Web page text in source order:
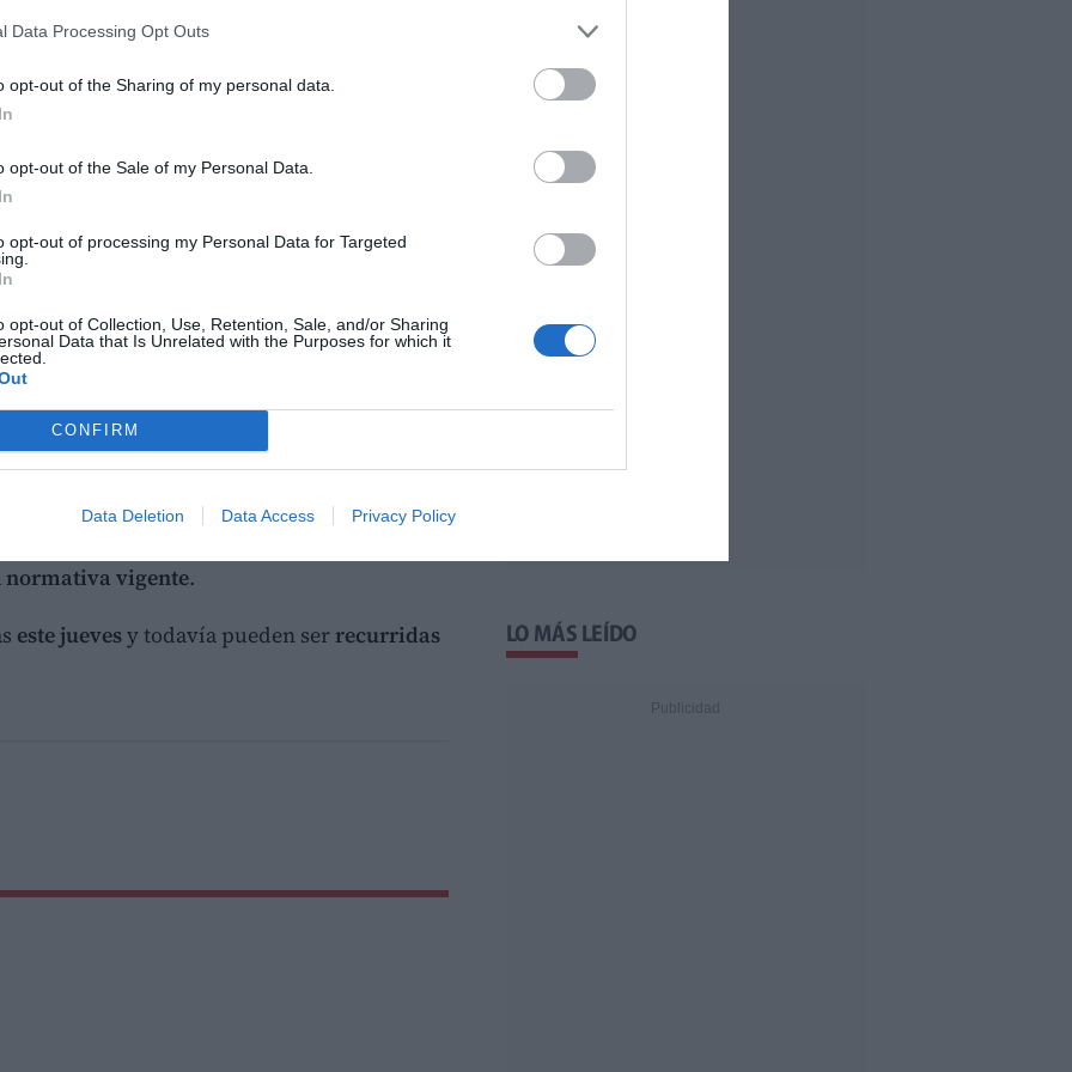
Data Processing Opt Outs
opt-out of the Sharing of my personal data.
opt-out of the Sale of my Personal Data.
opt-out of processing my Personal Data for Targeted
opt-out of Collection, Use, Retention, Sale, and/or Sharing
Data that Is Unrelated with the Purposes for which it
CONFIRM
Data Deletion Data Access Privacy Policy
por Plataforma per la Llengua y el
de Castellón.
seguido por el
en valenciano y castellano y descartan
o sin justificación.
sentencia anterior de
, en la que el
pueden elegir entre mantener
lengua cooficial predominante o adoptar
por el plenodel Ayuntamiento de
2024 y confirmado después por el Consell
como el Consell actuaron
normativa vigente.
este juevesy todavía pueden serrecurridas
LO MÁS LEÍDO